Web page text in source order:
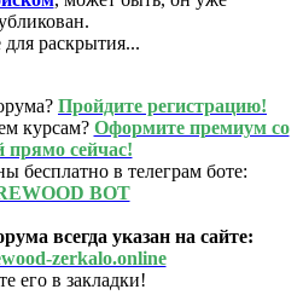
раскрытия...
Пройдите регистрацию!
курсам? Оформите премиум со
прямо сейчас!
бесплатно в телеграм боте:
BOT
всегда указан на сайте:
zerkalo.online
его в закладки!